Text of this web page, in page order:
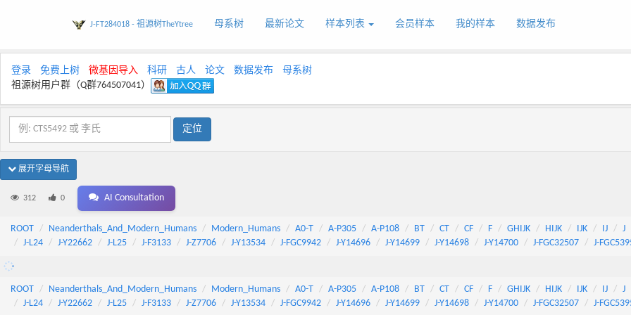
J-FT284018 - 祖源树TheYtree 母系树 最新论文 样本列表 会员样本 我的样本 数据发布
登录 免费上树 微基因导入 科研 古人 论文 数据发布
母系树
祖源树用户群（Q群764507041）
展开字母导航
312 0 AI Consultation
ROOT Neanderthals_And_Modern_Humans Modern_Humans A0-T A-P305 A-P108 BT CT CF F GHIJK HIJK IJK IJ
J
J-L24
J-Y22662 J-L25 J-F3133 J-Z7706 J-Y13534 J-FGC9942 J-Y14696 J-Y14699 J-Y14698 J-Y14700 J-FGC32507 J-
ROOT Neanderthals_And_Modern_Humans Modern_Humans A0-T A-P305 A-P108 BT CT CF F GHIJK HIJK IJK IJ
J
J-L24
J-Y22662 J-L25 J-F3133 J-Z7706 J-Y13534 J-FGC9942 J-Y14696 J-Y14699 J-Y14698 J-Y14700 J-FGC32507 J-